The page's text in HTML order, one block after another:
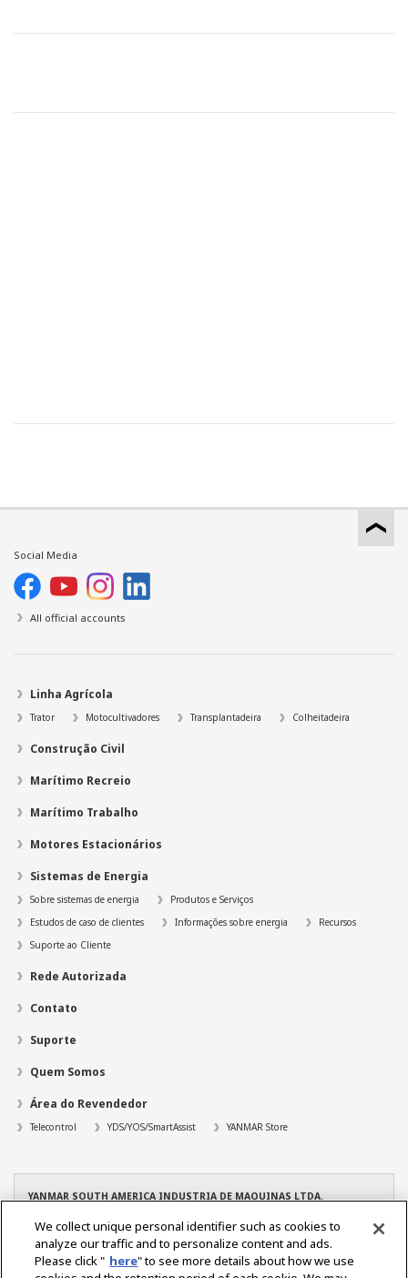
Social Media
All official accounts
Linha Agrícola
Trator Motocultivadores Transplantadeira Colheitadeira
Construção Civil
Marítimo Recreio
Marítimo Trabalho
Motores Estacionários
Sistemas de Energia
Sobre sistemas de energia
Produtos e Serviços
Estudos de caso de clientes
Informações sobre energia
Recursos
Suporte ao Cliente
Rede Autorizada
Contato
Suporte
Quem Somos
Área do Revendedor
Telecontrol YDS/YOS/SmartAssist YANMAR Store
YANMAR SOUTH AMERICA INDUSTRIA DE MAQUINAS LTDA.
TEL: +55 19 3801-9200
YANMAR – Filial Manaus
CNPJ: 08.263.434/0004-39
We collect unique personal identifier such as cookies to
analyze our traffic and to personalize content and ads.
Please click " here" to see more details about how we use